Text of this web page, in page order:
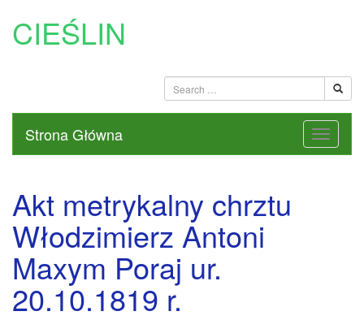
CIEŚLIN
Strona Główna
Akt metrykalny chrztu
Włodzimierz Antoni
Maxym Poraj ur.
20.10.1819 r.